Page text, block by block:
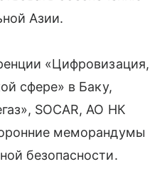
Азии.
«Цифровизация,
сфере» в Баку,
SOCAR, АО НК
меморандумы
безопасности.